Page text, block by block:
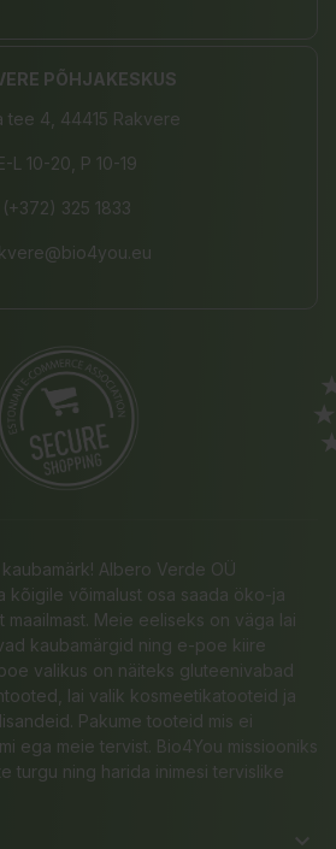
PÕHJAKESKUS
tee 4, 44415 Rakvere
L 10-20, P 10-19
(+372) 325 1833
Albero Verde OÜ
kõigile võimalust osa saada öko-ja
Meie eeliseks on väga lai
kaubamärgid ning e-poe kiire
valikus on näiteks gluteenivabad
lai valik kosmeetikatooteid ja
Pakume tooteid mis ei
ega meie tervist. Bio4You missiooniks
turgu ning harida inimesi tervislike
keyboard_arrow_down